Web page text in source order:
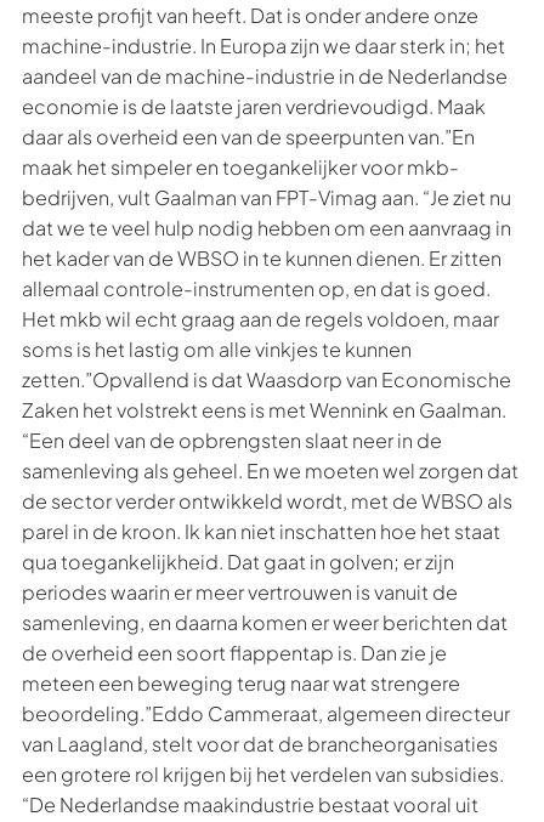
meeste profijt van heeft. Dat is onder andere onze
machine-industrie. In Europa zijn we daar sterk in; het
aandeel van de machine-industrie in de Nederlandse
economie is de laatste jaren verdrievoudigd. Maak
daar als overheid een van de speerpunten van.”En
maak het simpeler en toegankelijker voor mkb-
bedrijven, vult Gaalman van FPT-Vimag aan. “Je ziet nu
dat we te veel hulp nodig hebben om een aanvraag in
het kader van de WBSO in te kunnen dienen. Er zitten
allemaal controle-instrumenten op, en dat is goed.
Het mkb wil echt graag aan de regels voldoen, maar
soms is het lastig om alle vinkjes te kunnen
zetten.”Opvallend is dat Waasdorp van Economische
Zaken het volstrekt eens is met Wennink en Gaalman.
“Een deel van de opbrengsten slaat neer in de
samenleving als geheel. En we moeten wel zorgen dat
de sector verder ontwikkeld wordt, met de WBSO als
parel in de kroon. Ik kan niet inschatten hoe het staat
qua toegankelijkheid. Dat gaat in golven; er zijn
periodes waarin er meer vertrouwen is vanuit de
samenleving, en daarna komen er weer berichten dat
de overheid een soort flappentap is. Dan zie je
meteen een beweging terug naar wat strengere
beoordeling.”Eddo Cammeraat, algemeen directeur
van Laagland, stelt voor dat de brancheorganisaties
een grotere rol krijgen bij het verdelen van subsidies.
“De Nederlandse maakindustrie bestaat vooral uit